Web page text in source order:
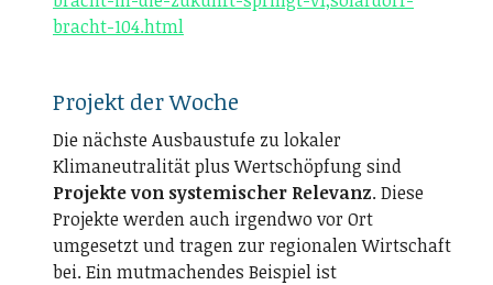
bracht-104.html
Projekt der Woche
Die nächste Ausbaustufe zu lokaler
Klimaneutralität plus Wertschöpfung sind
Projekte von systemischer Relevanz. Diese
Projekte werden auch irgendwo vor Ort
umgesetzt und tragen zur regionalen Wirtschaft
bei. Ein mutmachendes Beispiel ist